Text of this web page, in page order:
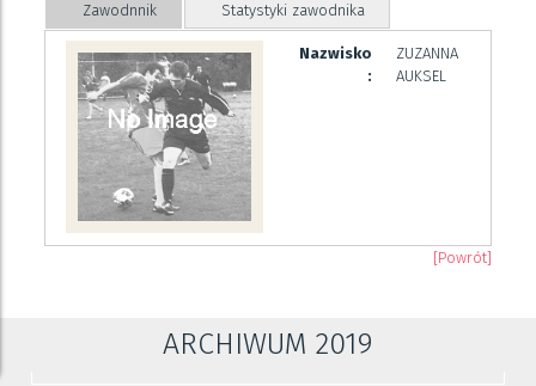
Zawodnnik
Statystyki zawodnika
Nazwisko
:
ZUZANNA
AUKSEL
[Powrót]
ARCHIWUM 2019